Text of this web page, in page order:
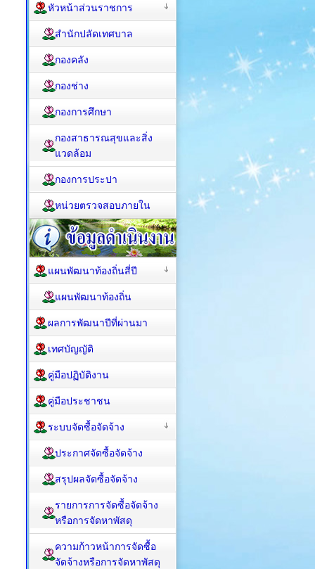
หัวหน้าส่วนราชการ
สำนักปลัดเทศบาล
กองคลัง
กองช่าง
กองการศึกษา
กองสาธารณสุขและสิ่ง
แวดล้อม
กองการประปา
หน่วยตรวจสอบภายใน
แผนพัฒนาท้องถิ่นสี่ปี
แผนพัฒนาท้องถิ่น
ผลการพัฒนาปีที่ผ่านมา
เทศบัญญัติ
คู่มือปฏิบัติงาน
คู่มือประชาชน
ระบบจัดซื้อจัดจ้าง
ประกาศจัดซื้อจัดจ้าง
สรุปผลจัดซื้อจัดจ้าง
รายการการจัดซื้อจัดจ้าง
หรือการจัดหาพัสดุ
ความก้าวหน้าการจัดซื้อ
จัดจ้างหรือการจัดหาพัสดุ